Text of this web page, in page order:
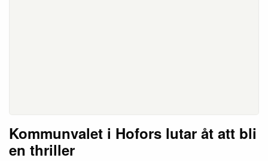
Kommunvalet i Hofors lutar åt att bli
en thriller